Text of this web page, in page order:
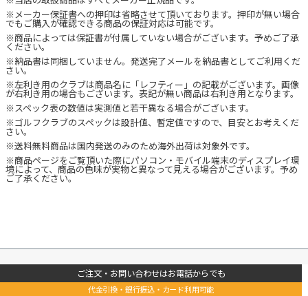
※メーカー保証書への押印は省略させて頂いております。押印が無い場合
でもご購入が確認できる商品の保証対応は可能です。
※商品によっては保証書が付属していない場合がございます。予めご了承
ください。
※納品書は同梱していません。発送完了メールを納品書としてご利用くだ
さい。
※左利き用のクラブは商品名に「レフティー」の記載がございます。画像
が右利き用の場合もございます。表記が無い商品は右利き用となります。
※スペック表の数値は実測値と若干異なる場合がございます。
※ゴルフクラブのスペックは設計値、暫定値ですので、目安とお考えくだ
さい。
※送料無料商品は国内発送のみのため海外出荷は対象外です。
※商品ページをご覧頂いた際にパソコン・モバイル端末のディスプレイ環
境によって、商品の色味が実物と異なって見える場合がございます。予め
ご了承ください。
ご注文・お問い合わせはお電話からでも
代金引換・銀行振込・カード利用可能